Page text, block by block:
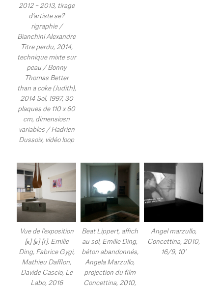
2012 – 2013, tirage
d’artiste se?
rigraphie /
Bianchini Alexandre
Titre perdu, 2014,
technique mixte sur
peau / Bonny
Thomas Better
than a coke (Judith),
2014 Sol, 1997, 30
plaques de 110 x 60
cm, dimensiosn
variables / Hadrien
Dussoix, vidéo loop
Vue de l’exposition
[ʀ] [ʁ] [r], Emilie
Ding, Fabrice Gygi,
Mathieu Dafflon,
Davide Cascio, Le
Labo, 2016
Beat Lippert, affich
au sol, Emilie Ding,
béton abandonnés,
Angela Marzullo,
projection du film
Concettina, 2010,
Angel marzullo,
Concettina, 2010,
16/9, 10’